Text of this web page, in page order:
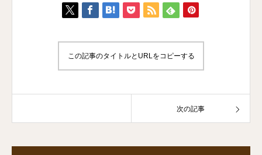
この記事のタイトルとURLをコピーする
次の記事